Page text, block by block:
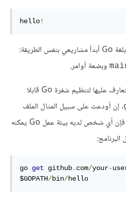
hello!
ما زلت رغم سنوات من التطوير بلغة Go أبدأ مشاريعي بنفس الطريقة:
وبضعة أوامر.
يصبح أي تطبيق يتبع الطرق المتعارف عليها لتنظيم شفرة Go قابلا
. إن أودعت على سبيل المثال الملف
أعلاه ودفعته إلى مستودع Git فإن أي شخص لديه بيئة عمل Go يمكنه
go get github. com/your-
$GOPATH/bin/hello